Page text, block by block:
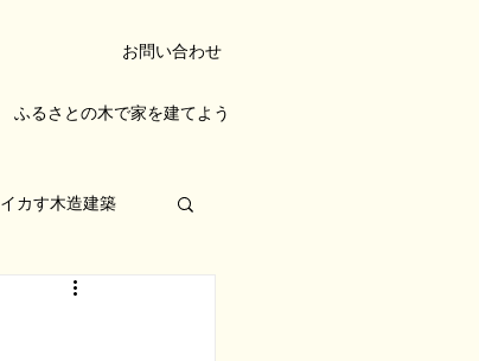
お問い合わせ
ふるさとの木で家を建てよう
イカす木造建築